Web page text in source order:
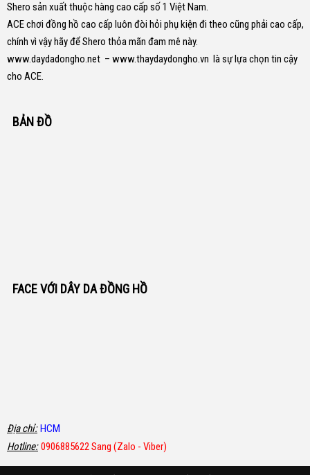
Shero sản xuất thuộc hàng cao cấp số 1 Việt Nam.
ACE chơi đồng hồ cao cấp luôn đòi hỏi phụ kiện đi theo cũng phải cao cấp,
chính vì vậy hãy để Shero thỏa mãn đam mê này.
www.daydadongho.net – www.thaydaydongho.vn là sự lựa chọn tin cậy
cho ACE.
BẢN ĐỒ
FACE VỚI DÂY DA ĐỒNG HỒ
Địa chỉ: HCM
Hotline: 0906885622 Sang (Zalo - Viber)